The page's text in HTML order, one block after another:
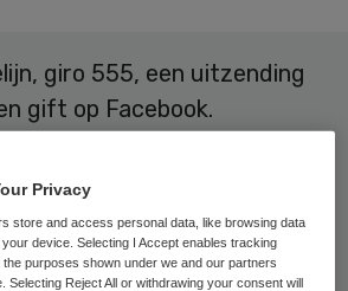
giro 555, een uitzending
gift op Facebook.
ebola op zijn retour zou zijn
van een probaat
ebola in het nieuws.
Privacy
store and access personal data, like browsing data
device. Selecting I Accept enables tracking
purposes shown under we and our partners
Selecting Reject All or withdrawing your consent will